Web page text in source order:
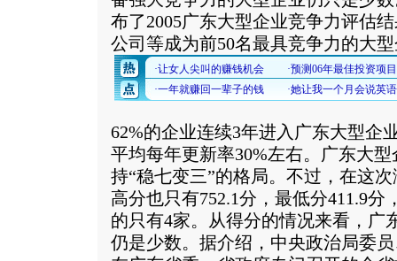
布了2005广东大型企业竞争力评估
公司等成为前50名最具竞争力的大
62%的企业连续3年进入广东大型企
平均每年更新率30%左右。广东大
持“稳七变三”的格局。不过，在这
高分也只有752.1分，最低分411.9分
的只有4家。从得分的情况来看，广
仍是少数。据介绍，中央政治局委